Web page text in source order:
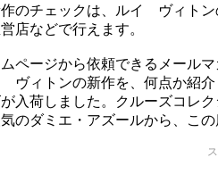
のチェックは、ルイ ヴィトン
店などで行えます。
ページから依頼できるメール
ヴィトンの新作を、何点か紹
入荷しました。クルーズコレ
のダミエ・アズールから、こ